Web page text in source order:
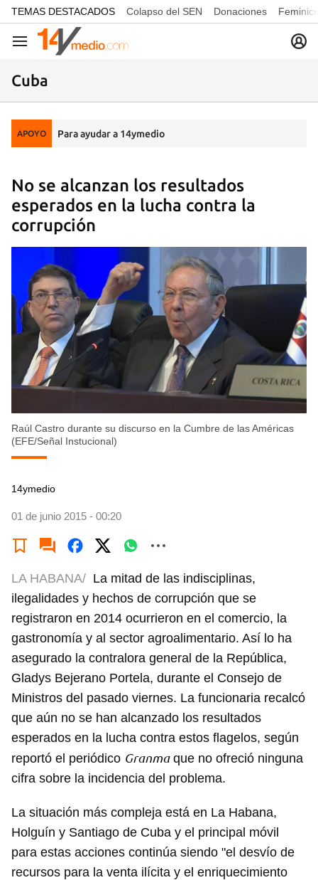
common.go-to-content
TEMAS DESTACADOS Colapso del SEN Donaciones
Navegación
Cuba
APOYO Para ayudar a 14ymedio
No se alcanzan los resultados
esperados en la lucha contra la
corrupción
Raúl Castro durante su discurso en la Cumbre de las Américas
(EFE/Señal Instucional)
14ymedio
01 de junio 2015 - 00:20
LA HABANA/ La mitad de las indisciplinas,
ilegalidades y hechos de corrupción que se
registraron en 2014 ocurrieron en el comercio, la
gastronomía y al sector agroalimentario. Así lo ha
asegurado la contralora general de la República,
Gladys Bejerano Portela, durante el Consejo de
Ministros del pasado viernes. La funcionaria recalcó
que aún no se han alcanzado los resultados
esperados en la lucha contra estos flagelos, según
reportó el periódico Granmaque no ofreció ninguna
cifra sobre la incidencia del problema.
La situación más compleja está en La Habana,
Holguín y Santiago de Cuba y el principal móvil
para estas acciones continúa siendo "el desvío de
recursos para la venta ilícita y el enriquecimiento